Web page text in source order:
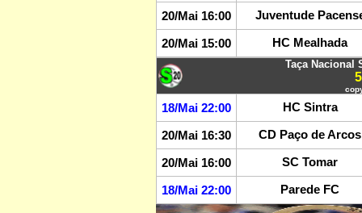
20/Mai 16:00 Juventude
20/Mai 15:00 HC Mealhada
Taça Nacional
18/Mai 22:00 HC Sintra
20/Mai 16:30 CD Paço de Arcos
20/Mai 16:00 SC Tomar
18/Mai 22:00 Parede FC